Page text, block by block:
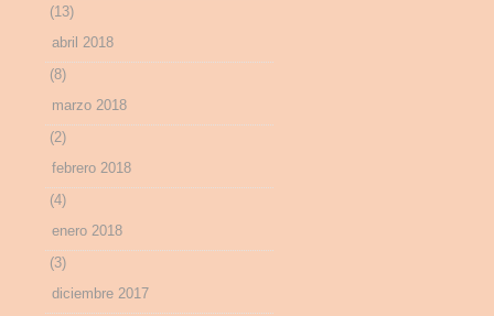
(13)
abril 2018
(8)
marzo 2018
(2)
febrero 2018
(4)
enero 2018
(3)
diciembre 2017